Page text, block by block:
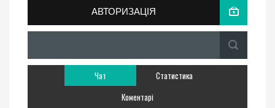
АВТОРИЗАЦІЯ
Чат
Статистика
Коментарі